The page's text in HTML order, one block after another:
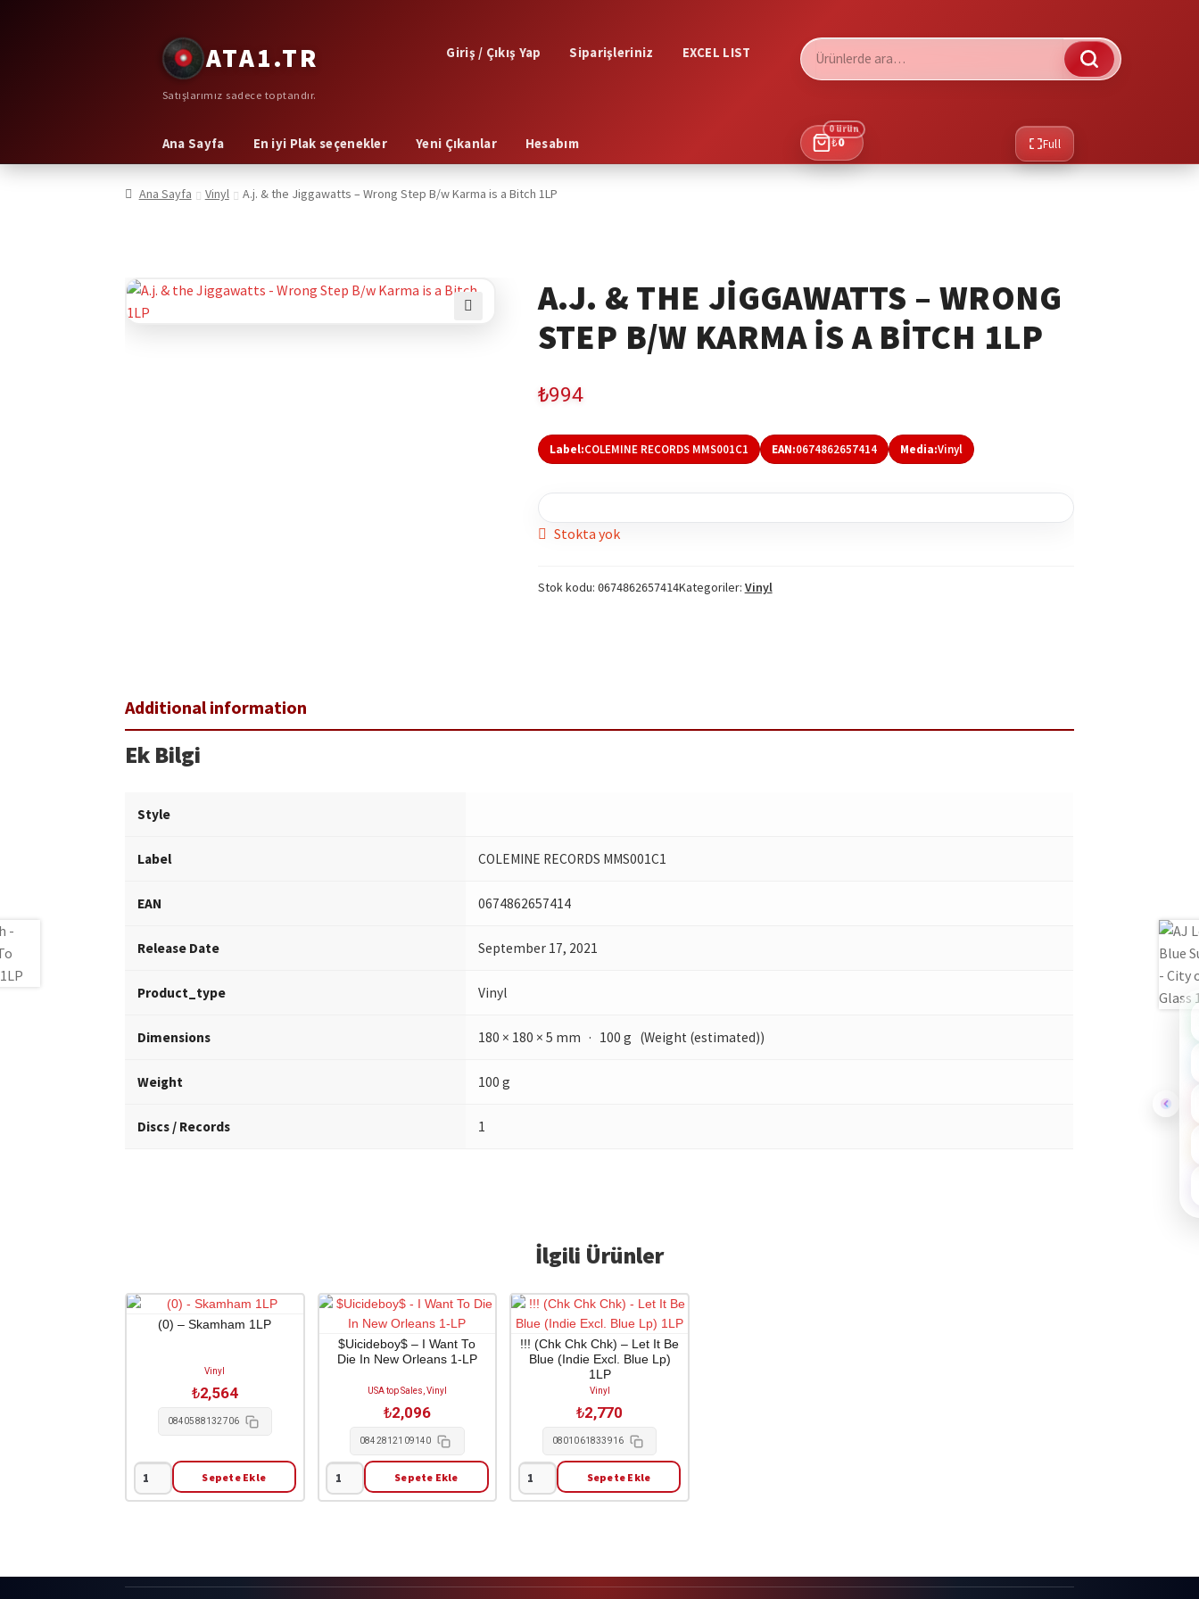
Dolaşıma
geç
İçeriğe
geç
ATA1.TR
Satışlarımız sadece toptandır.
Giriş / Çıkış Yap Siparişleriniz
EXCEL LIST
Ara:
Ana Sayfa En iyi Plak seçenekler Yeni Çıkanlar Hesabım ₺0
0 ürün
Full
Ana Sayfa Vinyl A.j. & the Jiggawatts – Wrong Step B/w Karma is a Bitch 1LP
A.J. & THE JIGGAWATTS – WRONG
STEP B/W KARMA IS A BITCH 1LP
₺994
Label:COLEMINE RECORDS MMS001C1 EAN:0674862657414 Media:Vinyl
Stokta yok
Stok kodu: 0674862657414Kategoriler: Vinyl
Ek Bilgi
Style
Label COLEMINE RECORDS MMS001C1
EAN 0674862657414
Release Date September 17, 2021
Product_type Vinyl
Dimensions 180 × 180 × 5 mm · 100 g (Weight (estimated))
Weight 100 g
Discs / Records 1
İlgili Ürünler
(0) – Skamham 1LP
Vinyl
₺2,564
0840588132706
(0)
-
Sepete Ekle
$Uicideboy$ – I Want To
Die In New Orleans 1-LP
USA top Sales, Vinyl
₺2,096
0842812109140
$Uicideboy$
-
Die
Sepete Ekle
!!! (Chk Chk Chk) – Let It Be
Blue (Indie Excl. Blue Lp)
1LP
Vinyl
₺2,770
0801061833916
!!!
(Chk
Let
Sepete Ekle